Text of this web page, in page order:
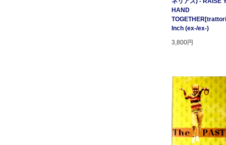
HAND
Inch (ex-/ex-)
3,800円